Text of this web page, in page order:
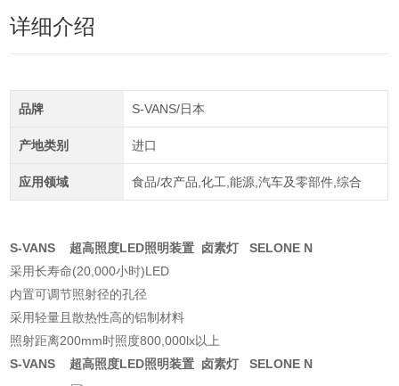
详细介绍
品牌 S-VANS/日本
产地类别 进口
应用领域 食品/农产品,化工,能源,汽车及零部件,综合
S-VANS 超高照度LED照明装置 卤素灯 SELONE N
采用长寿命(20,000小时)LED
内置可调节照射径的孔径
采用轻量且散热性高的铝制材料
照射距离200mm时照度800,000lx以上
S-VANS 超高照度LED照明装置 卤素灯 SELONE N